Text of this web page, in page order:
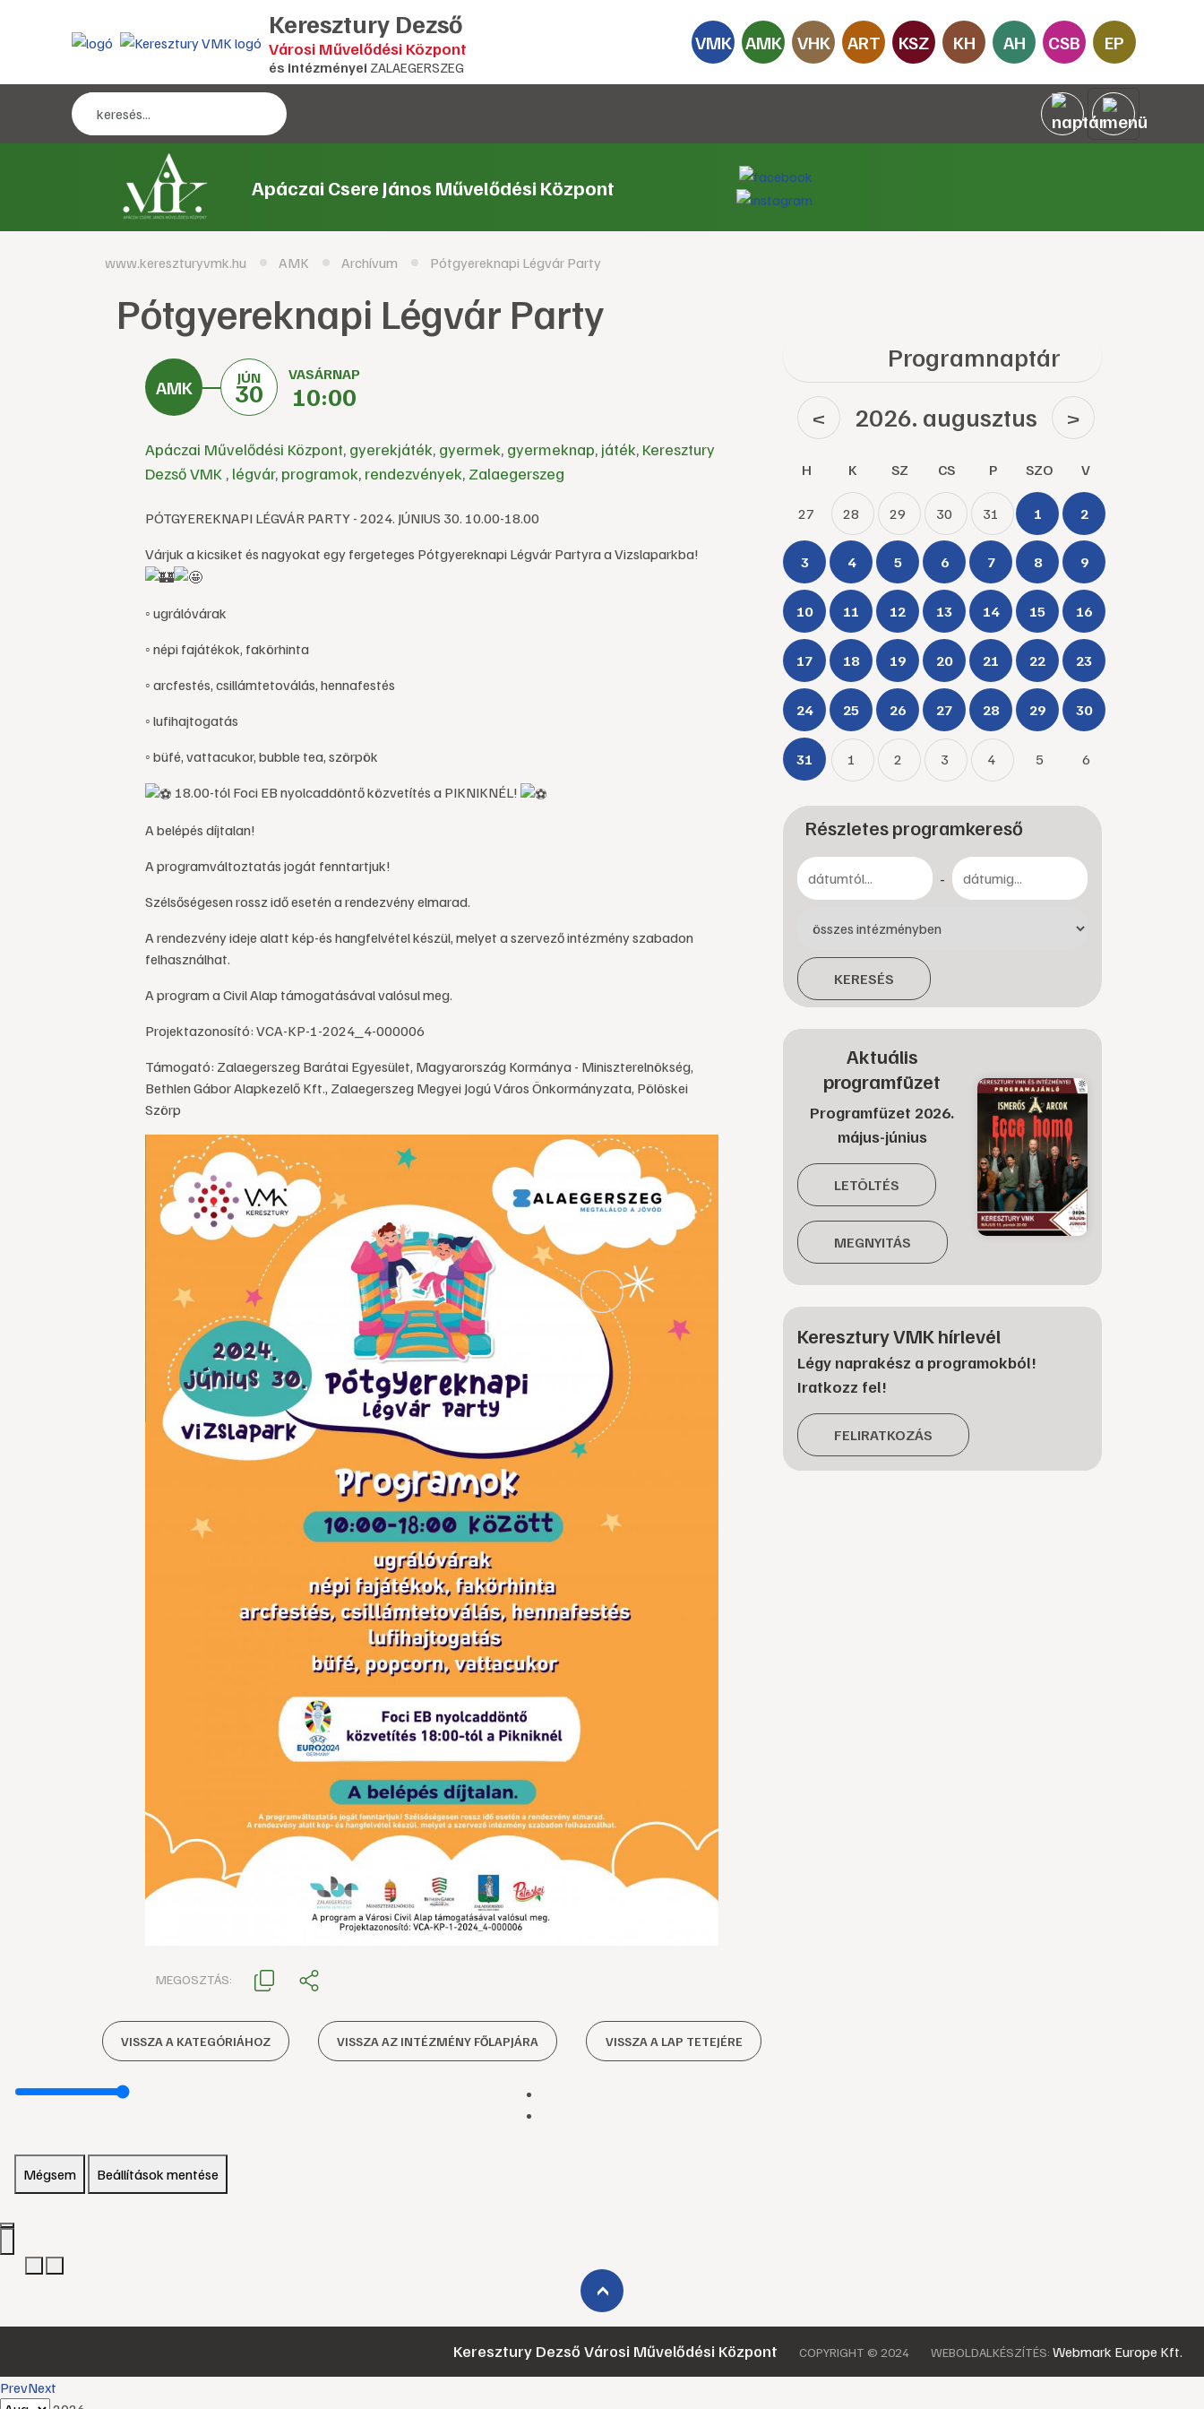
Keresztury Dezső
Városi Művelődési Központ
és intézményei ZALAEGERSZEG
VMK AMK VHK ART KSZ KH AH CSB EP
Apáczai Csere János Művelődési Központ
www.kereszturyvmk.hu AMK Archívum Pótgyereknapi Légvár Party
Pótgyereknapi Légvár Party
JÚN
30
VASÁRNAP
10:00
Apáczai Művelődési Központ, gyerekjáték, gyermek, gyermeknap, játék, Keresztury
Dezső VMK , légvár, programok, rendezvények, Zalaegerszeg
PÓTGYEREKNAPI LÉGVÁR PARTY - 2024. JÚNIUS 30. 10.00-18.00
Várjuk a kicsiket és nagyokat egy fergeteges Pótgyereknapi Légvár Partyra a Vizslaparkba!
◦ ugrálóvárak
◦ népi fajátékok, fakörhinta
◦ arcfestés, csillámtetoválás, hennafestés
◦ lufihajtogatás
◦ büfé, vattacukor, bubble tea, szörpök
18.00-tól Foci EB nyolcaddöntő közvetítés a PIKNIKNÉL!
A belépés díjtalan!
A programváltoztatás jogát fenntartjuk!
Szélsőségesen rossz idő esetén a rendezvény elmarad.
A rendezvény ideje alatt kép-és hangfelvétel készül, melyet a szervező intézmény szabadon
felhasználhat.
A program a Civil Alap támogatásával valósul meg.
Projektazonosító: VCA-KP-1-2024_4-000006
Támogató: Zalaegerszeg Barátai Egyesület, Magyarország Kormánya - Miniszterelnökség,
Bethlen Gábor Alapkezelő Kft., Zalaegerszeg Megyei Jogú Város Önkormányzata, Pölöskei
Szörp
MEGOSZTÁS:
VISSZA A KATEGÓRIÁHOZ VISSZA AZ INTÉZMÉNY FŐLAPJÁRA VISSZA A LAP TETEJÉRE
Programnaptár
< 2026. augusztus >
H K SZ CS P SZO V
27 28 29 30 31 1 2
3 4 5 6 7 8 9
10 11 12 13 14 15 16
17 18 19 20 21 22 23
24 25 26 27 28 29 30
31 1 2 3 4 5 6
Részletes programkereső
-
KERESÉS
Aktuális
programfüzet
Programfüzet 2026.
május-június
LETÖLTÉS
MEGNYITÁS
Keresztury VMK hírlevél
Légy naprakész a programokból!
Iratkozz fel!
FELIRATKOZÁS
Mégsem Beállítások mentése
›
Keresztury Dezső Városi Művelődési Központ COPYRIGHT © 2024 WEBOLDALKÉSZÍTÉS: Webmark Europe Kft.
PrevNext